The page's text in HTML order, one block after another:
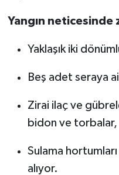
Yangın neticesinde
Yaklaşık iki
Beş adet seraya
Zirai ilaç ve
bidon ve torbalar,
Sulama
alıyor.